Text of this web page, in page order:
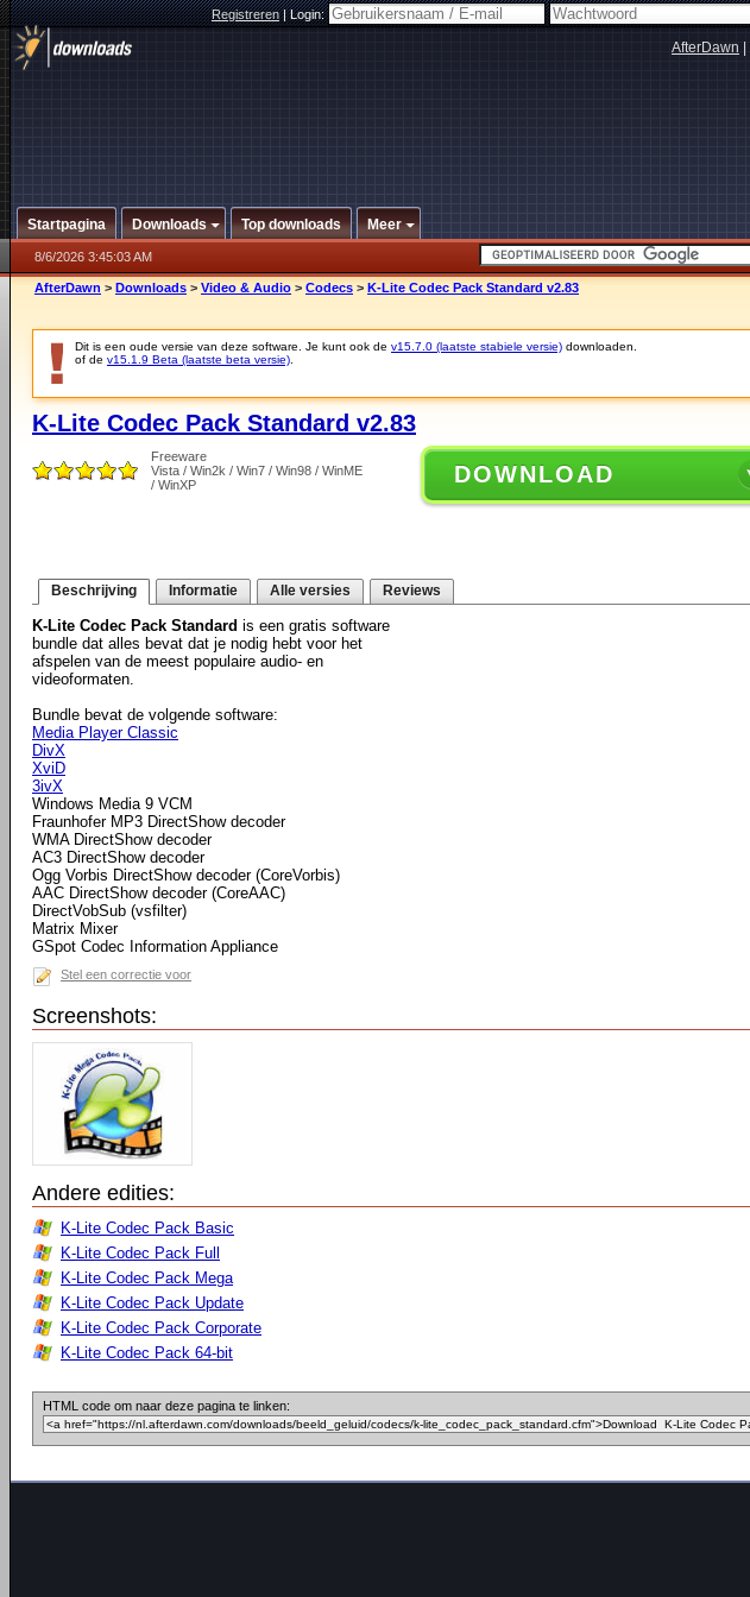
Registreren|Login:
AfterDawn
Startpagina Downloads Top downloads Meer
8/6/2026 3:45:03 AM
AfterDawn > Downloads > Video & Audio > Codecs > K-Lite Codec Pack Standard v2.83
Dit is een oude versie van deze software. Je kunt ook de v15.7.0 (laatste stabiele versie) downloaden.
of de v15.1.9 Beta (laatste beta versie)
K-Lite Codec Pack Standard v2.83
Freeware
Vista / Win2k / Win7 / Win98 / WinME
/ WinXP
DOWNLOAD
Beschrijving Informatie Alle versies Reviews
K-Lite Codec Pack Standard is een gratis software
bundle dat alles bevat dat je nodig hebt voor het
afspelen van de meest populaire audio- en
videoformaten.
Bundle bevat de volgende software:
Media Player Classic
DivX
XviD
3ivX
Windows Media 9 VCM
Fraunhofer MP3 DirectShow decoder
WMA DirectShow decoder
AC3 DirectShow decoder
Ogg Vorbis DirectShow decoder (CoreVorbis)
AAC DirectShow decoder (CoreAAC)
DirectVobSub (vsfilter)
Matrix Mixer
GSpot Codec Information Appliance
Stel een correctie voor
Screenshots:
Andere edities:
K-Lite Codec Pack Basic
K-Lite Codec Pack Full
K-Lite Codec Pack Mega
K-Lite Codec Pack Update
K-Lite Codec Pack Corporate
K-Lite Codec Pack 64-bit
HTML code om naar deze pagina te linken: